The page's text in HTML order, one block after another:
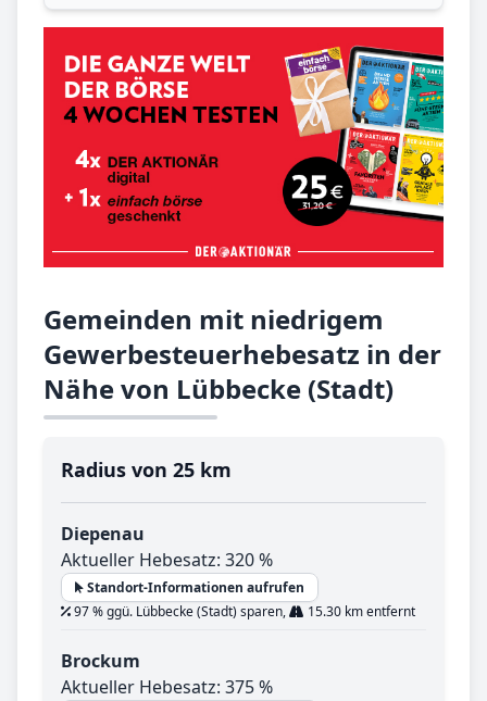
Gemeinden mit niedrigem
Gewerbesteuerhebesatz in der
Nähe von Lübbecke (Stadt)
Radius von 25 km
Diepenau
Aktueller Hebesatz: 320 %
Standort-Informationen aufrufen
97 % ggü. Lübbecke (Stadt) sparen,
15.30 km entfernt
Brockum
Aktueller Hebesatz: 375 %